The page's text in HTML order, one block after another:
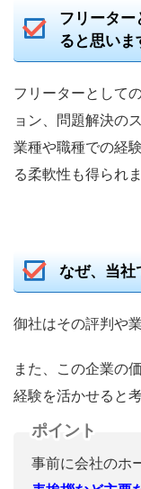
フリーター
ると思いま
フリーターとして
ョン、問題解決の
業種や職種での経
る柔軟性も得られま
なぜ、当社
御社はその評判や
また、この企業の
経験を活かせると
ポイント
事前に会社のホ